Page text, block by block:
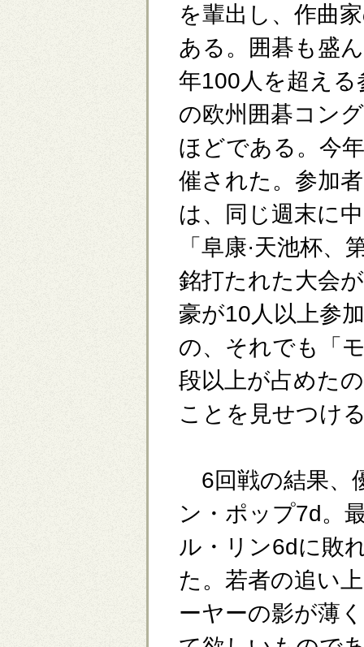
を輩出し、作曲
ある。囲碁も盛
年100人を超え
の欧州囲碁コン
ほどである。今
催された。参加
は、同じ週末に
「阜康·天池杯
銘打たれた大会
豪が10人以上参
の、それでも「
段以上が占めた
ことを見せつけ
6回戦の結果、
ン・ポップ7d。
ル・リン6dに敗
た。若者の追い
ーヤーの影が薄